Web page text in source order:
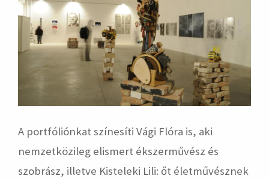
A portfóliónkat színesíti Vági Flóra is, aki
nemzetközileg elismert ékszerművész és
szobrász, illetve Kisteleki Lili: őt életművésznek